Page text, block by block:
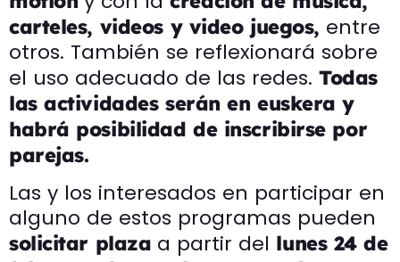
carteles, videos y video juegos, entre
otros. También se reflexionará sobre
el uso adecuado de las redes. Todas
las actividades serán en euskera y
habrá posibilidad de inscribirse por
parejas.
Las y los interesados en participar en
alguno de estos programas pueden
solicitar plaza a partir del lunes 24 de